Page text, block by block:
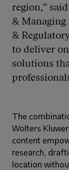
region,”
&
&
to deliver
solutions
The
Wolters
content
research,
location